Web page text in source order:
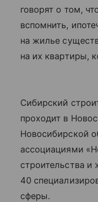
говорят о том,
вспомнить,
на жилье
на их квартиры,
Сибирский
проходит в
Новосибирской
ассоциациями
строительства
40
сферы.